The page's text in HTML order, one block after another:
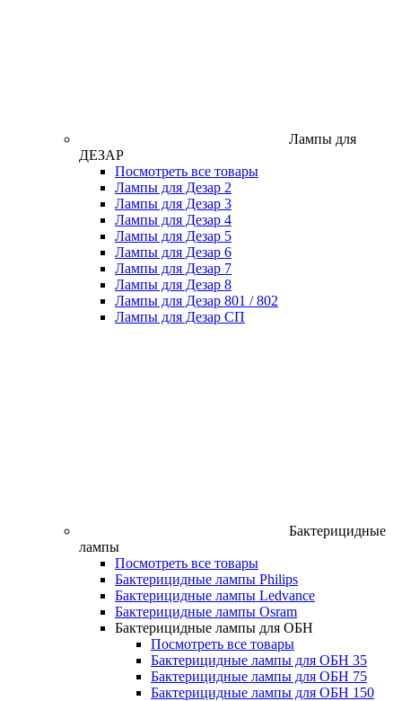
Лампы для
ДЕЗАР
Посмотреть все товары
Лампы для Дезар 2
Лампы для Дезар 3
Лампы для Дезар 4
Лампы для Дезар 5
Лампы для Дезар 6
Лампы для Дезар 7
Лампы для Дезар 8
Лампы для Дезар 801 / 802
Лампы для Дезар СП
Бактерицидные
лампы
Посмотреть все товары
Бактерицидные лампы Philips
Бактерицидные лампы Ledvance
Бактерицидные лампы Osram
Бактерицидные лампы для ОБН
Посмотреть все товары
Бактерицидные лампы для ОБН 35
Бактерицидные лампы для ОБН 75
Бактерицидные лампы для ОБН 150